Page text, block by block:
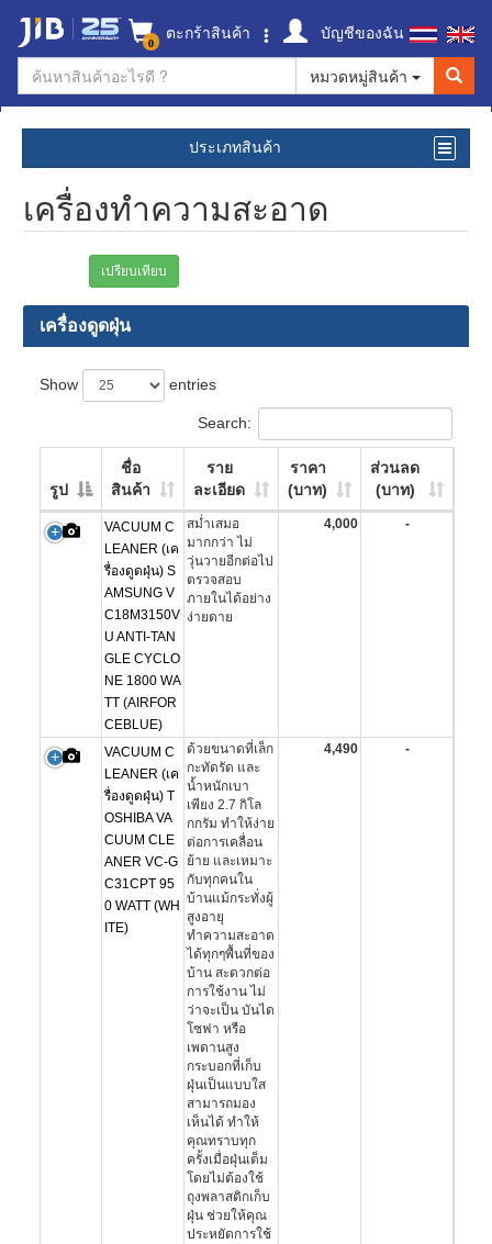
0 ตะกร้าสินค้า
บัญชีของฉัน
หมวดหมู่สินค้า
ประเภทสินค้า
เครื่องทำความสะอาด
เปรียบเทียบ
เครื่องดูดฝุ่น
Show entries
Search:
รูป
ชื่อ
สินค้า
ราย
ละเอียด
ราคา
(บาท)
ส่วนลด
(บาท)
VACUUM C
LEANER (เค
รื่องดูดฝุ่น) S
AMSUNG V
C18M3150V
U ANTI-TAN
GLE CYCLO
NE 1800 WA
TT (AIRFOR
CEBLUE)
สม่ำเสมอ
มากกว่า ไม่
วุ่นวายอีกต่อไป
ตรวจสอบ
ภายในได้อย่าง
ง่ายดาย
4,000 -
VACUUM C
LEANER (เค
รื่องดูดฝุ่น) T
OSHIBA VA
CUUM CLE
ANER VC-G
C31CPT 95
0 WATT (WH
ITE)
ด้วยขนาดที่เล็ก
กะทัดรัด และ
น้ำหนักเบา
เพียง 2.7 กิโล
กกรัม ทำให้ง่าย
ต่อการเคลื่อน
ย้าย และเหมาะ
กับทุกคนใน
บ้านแม้กระทั่งผู้
สูงอายุ
ทำความสะอาด
ได้ทุกๆพื้นที่ของ
บ้าน สะดวกต่อ
การใช้งาน ไม่
ว่าจะเป็น บันได
โซฟา หรือ
เพดานสูง
กระบอกที่เก็บ
ฝุ่นเป็นแบบใส
สามารถมอง
เห็นได้ ทำให้
คุณทราบทุก
ครั้งเมื่อฝุ่นเต็ม
โดยไม่ต้องใช้
ถุงพลาสติกเก็บ
ฝุ่น ช่วยให้คุณ
ประหยัดการใช้
4,490 -